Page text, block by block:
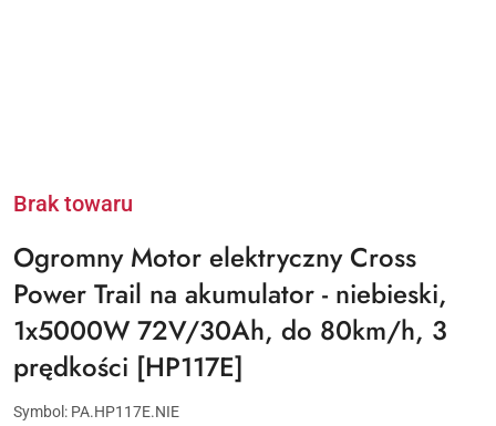
Brak towaru
Ogromny Motor elektryczny Cross
Power Trail na akumulator - niebieski,
1x5000W 72V/30Ah, do 80km/h, 3
prędkości [HP117E]
Symbol: PA.HP117E.NIE